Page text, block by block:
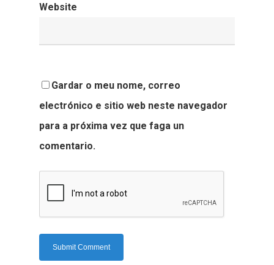
Website
Gardar o meu nome, correo
electrónico e sitio web neste navegador
para a próxima vez que faga un
comentario.